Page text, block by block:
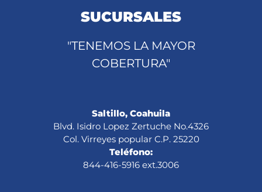
SUCURSALES
"TENEMOS LA MAYOR
COBERTURA"
Saltillo, Coahuila
Blvd. Isidro Lopez Zertuche No.4326
Col. Virreyes popular C.P. 25220
Teléfono:
844-416-5916 ext.3006